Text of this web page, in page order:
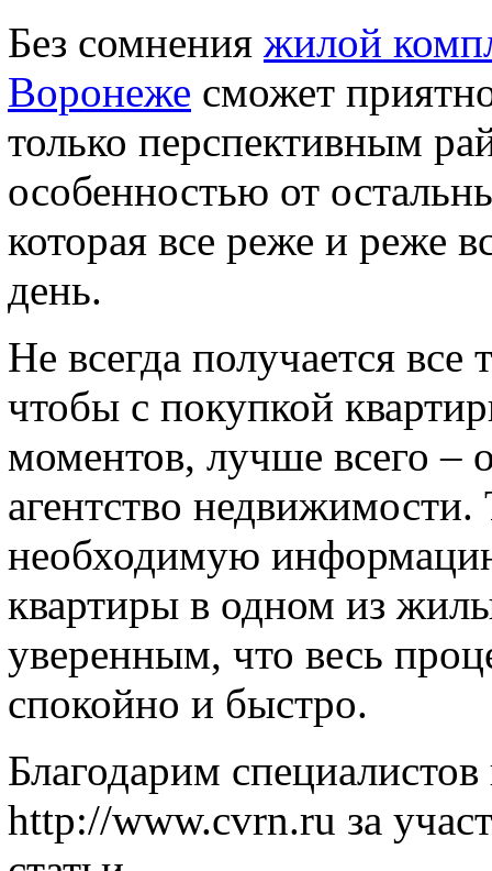
Без сомнения жилой
Воронеже сможет
только перспективным
особенностью от
которая все реже и реже
день.
Не всегда получается все
чтобы с покупкой
моментов, лучше всего –
агентство
необходимую
квартиры в одном из
уверенным, что весь
спокойно и быстро.
Благодарим
http://www.cvrn.ru за